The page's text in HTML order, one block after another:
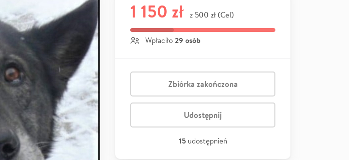
1 150 zł z 500 zł (Cel)
Wpłaciło 29 osób
Zbiórka zakończona
Udostępnij
15 udostępnień